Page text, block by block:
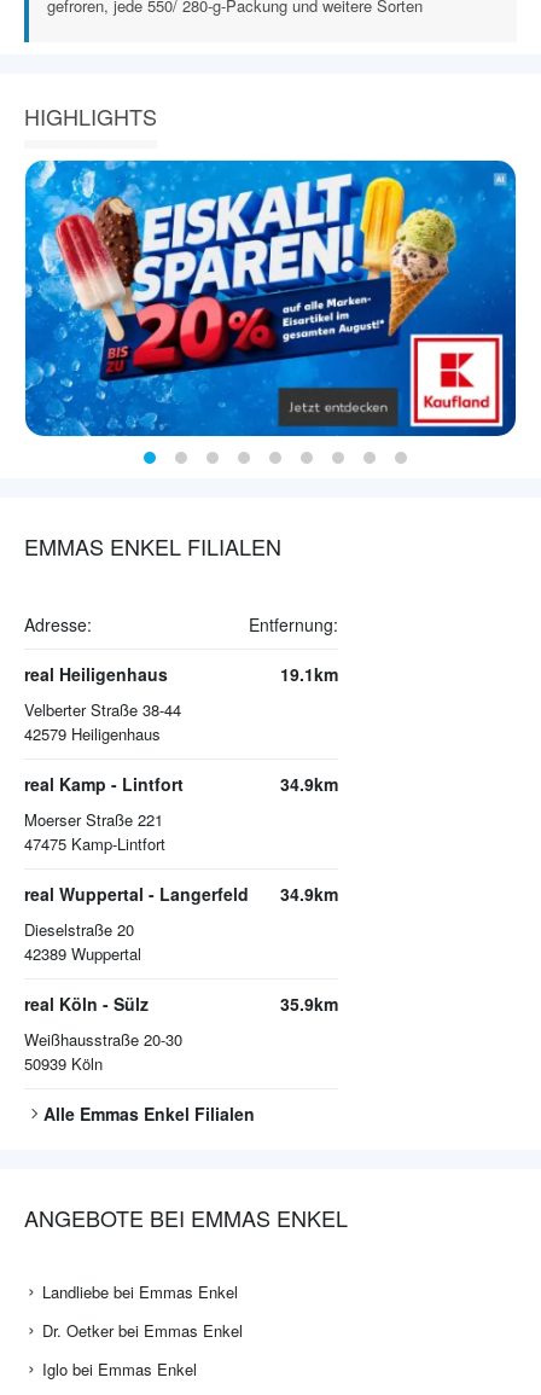
gefroren, jede 550/ 280-g-Packung und weitere Sorten
HIGHLIGHTS
EMMAS ENKEL FILIALEN
Adresse: Entfernung:
real Heiligenhaus
Velberter Straße 38-44
42579 Heiligenhaus
19.1km
real Kamp - Lintfort
Moerser Straße 221
47475 Kamp-Lintfort
34.9km
real Wuppertal - Langerfeld
Dieselstraße 20
42389 Wuppertal
34.9km
real Köln - Sülz
Weißhausstraße 20-30
50939 Köln
35.9km
Alle Emmas Enkel Filialen
ANGEBOTE BEI EMMAS ENKEL
Landliebe bei Emmas Enkel
Dr. Oetker bei Emmas Enkel
Iglo bei Emmas Enkel